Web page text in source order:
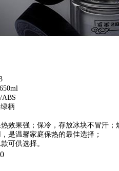
ABS
柄
热效果强；保冷，存放冰块不冒汗
是温馨家庭保热的最佳选择；
可供选择。